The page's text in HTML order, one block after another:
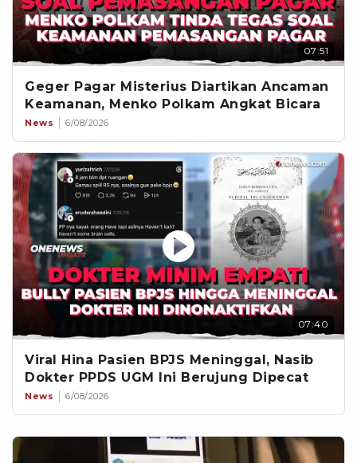
07:51
Geger Pagar Misterius Diartikan Ancaman
Keamanan, Menko Polkam Angkat Bicara
News 6/08/2026
07:40
Viral Hina Pasien BPJS Meninggal, Nasib
Dokter PPDS UGM Ini Berujung Dipecat
News 6/08/2026